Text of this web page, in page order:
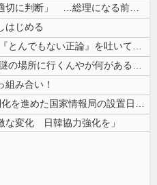
【悲報】高市首相の靖国参拝「適切に判断」 …総理になる前の昨年は参拝
はじめる
【画像】 全身入れ墨の彫り師、『とんでもない正論』を吐いて30万再生さ...
【悲報】 明日、飛田給とかいう謎の場所に行くんやが何があるんや????...
組み合い！
（ ´_ゝ`）中国「高市政権が法制化を進めた国家情報局の設置日が7月3...
な変化 日韓協力強化を」